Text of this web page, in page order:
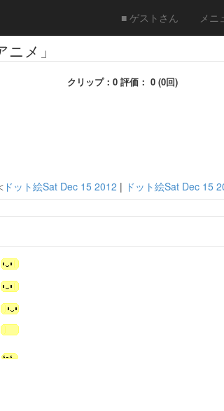
■ ゲストさん メニ
メ」
クリップ：0 評価： 0 (0回)
ドット絵Sat Dec 15 2012 | ドット絵Sat Dec 15